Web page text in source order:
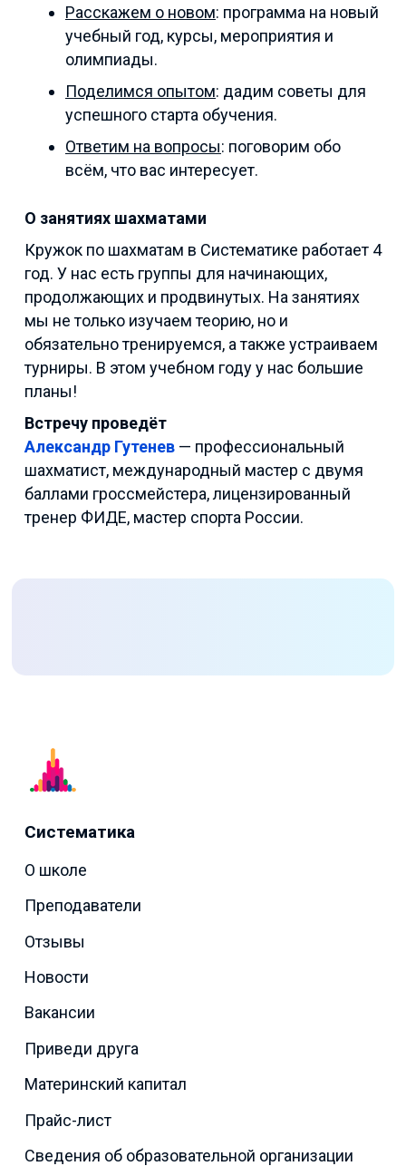
Расскажем о новом: программа на новый
учебный год, курсы, мероприятия и
олимпиады.
Поделимся опытом: дадим советы для
успешного старта обучения.
Ответим на вопросы: поговорим обо
всём, что вас интересует.
О занятиях шахматами
Кружок по шахматам в Систематике работает 4
год. У нас есть группы для начинающих,
продолжающих и продвинутых. На занятиях
мы не только изучаем теорию, но и
обязательно тренируемся, а также устраиваем
турниры. В этом учебном году у нас большие
планы!
Встречу проведёт
Александр Гутенев — профессиональный
шахматист, международный мастер с двумя
баллами гроссмейстера, лицензированный
тренер ФИДЕ, мастер спорта России.
Систематика
О школе
Преподаватели
Отзывы
Новости
Вакансии
Приведи друга
Материнский капитал
Прайс-лист
Сведения об образовательной организации